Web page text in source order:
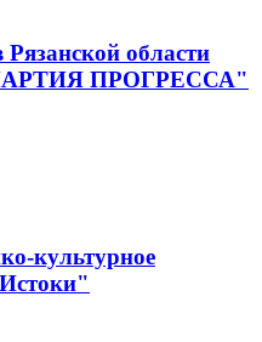
Рязанской области
ПРОГРЕССА"
культурное